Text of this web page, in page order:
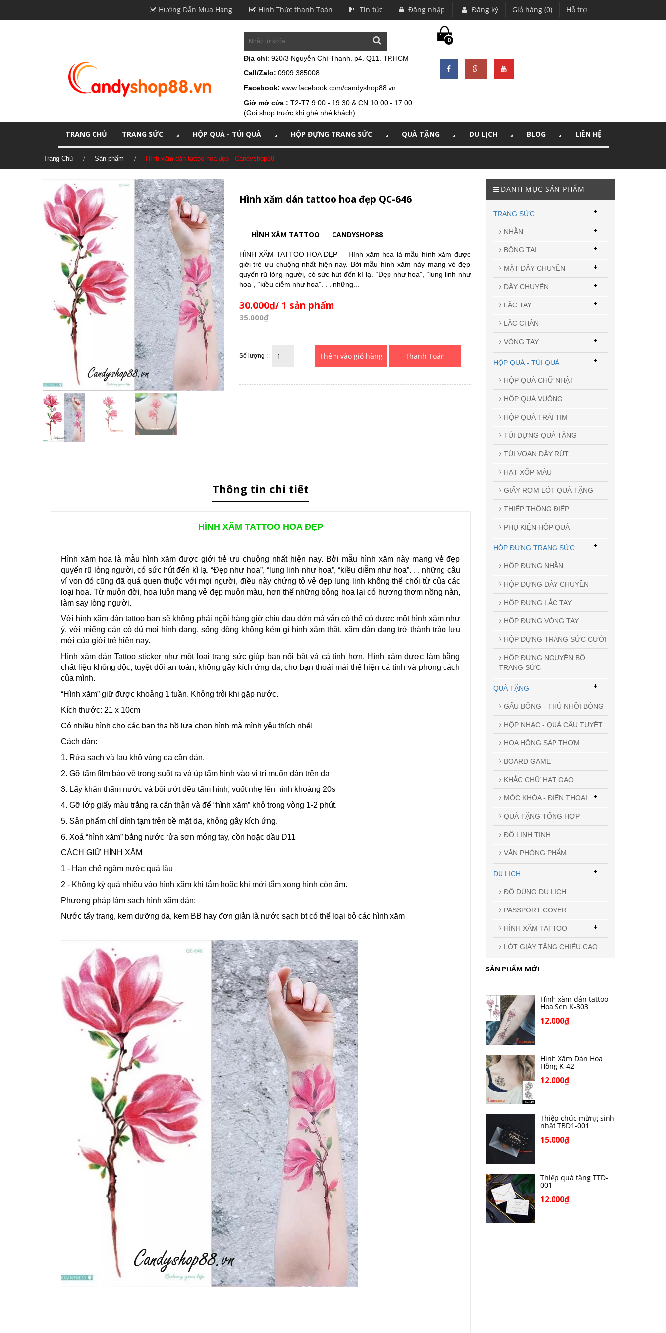
Hướng Dẫn Mua Hàng Hình Thức thanh Toán Tin tức Đăng nhập Đăng ký Giỏ hàng (0) Hỗ trợ
Địa chỉ: 920/3 Nguyễn Chí Thanh, p4, Q11, TP.HCM
Call/Zalo: 0909 385008
Facebook: www.facebook.com/candyshop88.vn
Giờ mở cửa : T2-T7 9:00 - 19:30 & CN 10:00 - 17:00
(Gọi shop trước khi ghé nhé khách)
0
TRANG CHỦ TRANG SỨC HỘP QUÀ - TÚI QUÀ HỘP ĐỰNG TRANG SỨC QUÀ TẶNG DU LỊCH BLOG LIÊN HỆ
Trang Chủ Sản phẩm Hình xăm dán tattoo hoa đẹp - Candyshop88
Hình xăm dán tattoo hoa đẹp QC-646
HÌNH XĂM TATTOO CANDYSHOP88
HÌNH XĂM TATTOO HOA ĐẸP Hình xăm hoa là mẫu hình xăm được
giới trẻ ưu chuộng nhất hiện nay. Bởi mẫu hình xăm này mang vẻ đẹp
quyến rũ lòng người, có sức hút đến kì lạ. “Đẹp như hoa”, “lung linh như
hoa”, “kiều diễm như hoa”. . . những...
30.000₫/ 1 sản phẩm
35.000₫
Số lượng : Thanh Toán
Thông tin chi tiết
HÌNH XĂM TATTOO HOA ĐẸP
Hình xăm hoa là mẫu hình xăm được giới trẻ ưu chuộng nhất hiện nay. Bởi mẫu hình xăm này mang vẻ đẹp
quyến rũ lòng người, có sức hút đến kì lạ. “Đẹp như hoa”, “lung linh như hoa”, “kiều diễm như hoa”. . . những câu
ví von đó cũng đã quá quen thuộc với mọi người, điều này chứng tỏ vẻ đẹp lung linh không thể chối từ của các
loại hoa. Từ muôn đời, hoa luôn mang vẻ đẹp muôn màu, hơn thế những bông hoa lại có hương thơm nồng nàn,
làm say lòng người.
Với hình xăm dán tattoo bạn sẽ không phải ngồi hàng giờ chịu đau đớn mà vẫn có thể có được một hình xăm như
ý, với miếng dán có đủ mọi hình dạng, sống động không kém gì hình xăm thật, xăm dán đang trở thành trào lưu
mới của giới trẻ hiện nay.
Hình xăm dán Tattoo sticker như một loại trang sức giúp bạn nổi bật và cá tính hơn. Hình xăm được làm bằng
chất liệu không độc, tuyệt đối an toàn, không gây kích ứng da, cho bạn thoải mái thể hiện cá tính và phong cách
của mình.
“Hình xăm” giữ được khoảng 1 tuần. Không trôi khi gặp nước.
Kích thước: 21 x 10cm
Có nhiều hình cho các bạn tha hồ lựa chọn hình mà mình yêu thích nhé!
Cách dán:
1. Rửa sạch và lau khô vùng da cần dán.
2. Gỡ tấm film bảo vệ trong suốt ra và úp tấm hình vào vị trí muốn dán trên da
3. Lấy khăn thấm nước và bôi ướt đều tấm hình, vuốt nhẹ lên hình khoảng 20s
4. Gỡ lớp giấy màu trắng ra cẩn thận và để “hình xăm” khô trong vòng 1-2 phút.
5. Sản phẩm chỉ dính tạm trên bề mặt da, không gây kích ứng.
6. Xoá “hình xăm” bằng nước rửa sơn móng tay, cồn hoặc dầu D11
CÁCH GIỮ HÌNH XĂM
1 - Hạn chế ngâm nước quá lâu
2 - Không kỳ quá nhiều vào hình xăm khi tắm hoặc khi mới tắm xong hình còn ẩm.
Phương pháp làm sạch hình xăm dán:
Nước tẩy trang, kem dưỡng da, kem BB hay đơn giản là nước sạch bt có thể loại bỏ các hình xăm
DANH MỤC SẢN PHẨM
TRANG SỨC
NHẪN +
BÔNG TAI +
MẶT DÂY CHUYỀN +
DÂY CHUYỀN +
LẮC TAY +
LẮC CHÂN
VÒNG TAY +
+
HỘP QUÀ - TÚI QUÀ
HỘP QUÀ CHỮ NHẬT
HỘP QUÀ VUÔNG
HỘP QUÀ TRÁI TIM
TÚI ĐỰNG QUÀ TẶNG
TÚI VOAN DÂY RÚT
HẠT XỐP MÀU
GIẤY RƠM LÓT QUÀ TẶNG
THIỆP THÔNG ĐIỆP
PHỤ KIỆN HỘP QUÀ
+
HỘP ĐỰNG TRANG SỨC
HỘP ĐỰNG NHẪN
HỘP ĐỰNG DÂY CHUYỀN
HỘP ĐỰNG LẮC TAY
HỘP ĐỰNG VÒNG TAY
HỘP ĐỰNG TRANG SỨC CƯỚI
HỘP ĐỰNG NGUYÊN BỘ
TRANG SỨC
+
QUÀ TẶNG
GẤU BÔNG - THÚ NHỒI BÔNG
HỘP NHẠC - QUẢ CẦU TUYẾT
HOA HỒNG SÁP THƠM
BOARD GAME
KHẮC CHỮ HẠT GẠO
MÓC KHÓA - ĐIỆN THOẠI +
QUÀ TẶNG TỔNG HỢP
ĐỒ LINH TINH
VĂN PHÒNG PHẨM
+
DU LỊCH
ĐỒ DÙNG DU LỊCH
PASSPORT COVER
HÌNH XĂM TATTOO +
LÓT GIÀY TĂNG CHIỀU CAO
+
SẢN PHẨM MỚI
Hình xăm dán tattoo
Hoa Sen K-303
12.000₫
Hình Xăm Dán Hoa
Hồng K-42
12.000₫
Thiệp chúc mừng sinh
nhật TBD1-001
15.000₫
Thiệp quà tặng TTD-
001
12.000₫